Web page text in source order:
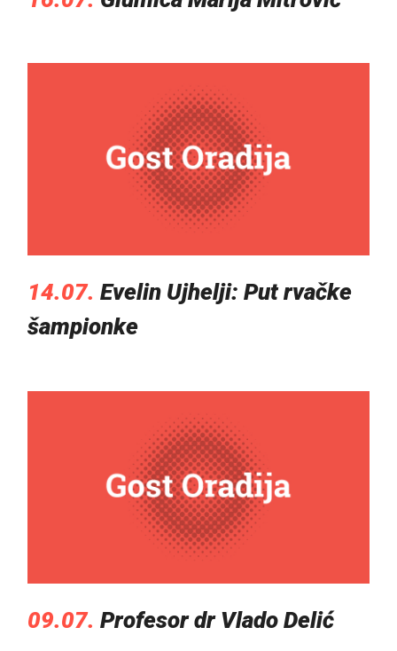
14.07. Evelin Ujhelji: Put rvačke
šampionke
09.07. Profesor dr Vlado Delić